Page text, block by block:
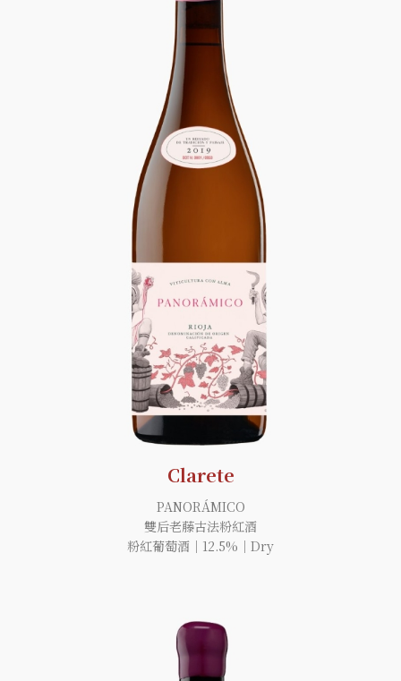
Clarete
PANORÁMICO
雙后老藤古法粉紅酒
粉紅葡萄酒｜12.5%｜Dry